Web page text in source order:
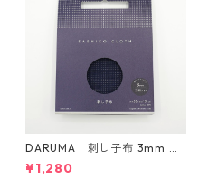
DARUMA 刺し子布 3mm 方
眼ガイドタイプ Col.3 紺
¥1,280